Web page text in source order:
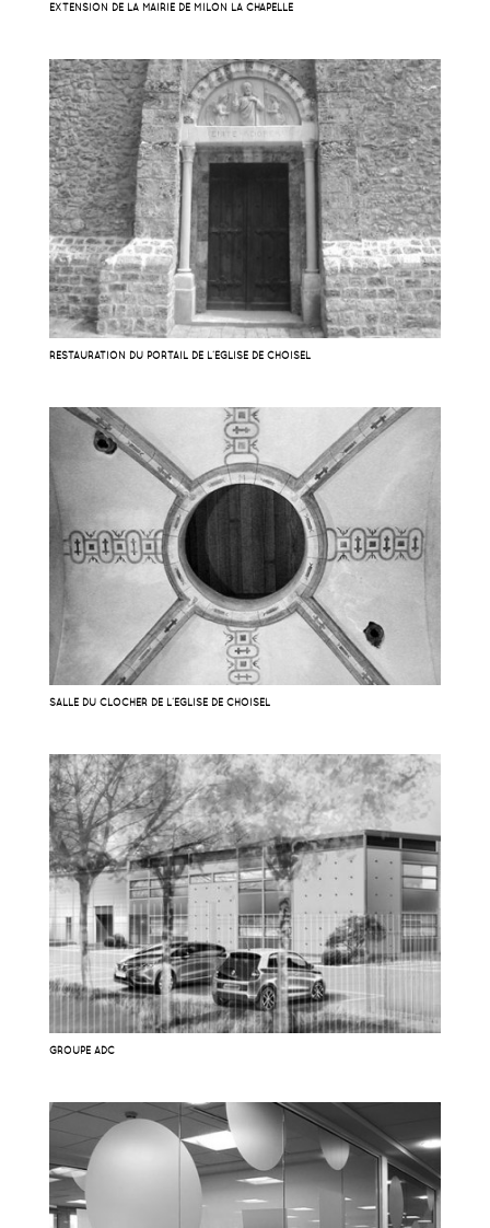
EXTENSION DE LA MAIRIE DE MILON LA CHAPELLE
RESTAURATION DU PORTAIL DE L’ÉGLISE DE CHOISEL
SALLE DU CLOCHER DE L’ÉGLISE DE CHOISEL
GROUPE ADC